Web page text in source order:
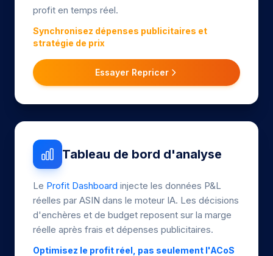
profit en temps réel.
Synchronisez dépenses publicitaires et
stratégie de prix
Essayer Repricer
Tableau de bord d'analyse
Le Profit Dashboard injecte les données P&L
réelles par ASIN dans le moteur IA. Les décisions
d'enchères et de budget reposent sur la marge
réelle après frais et dépenses publicitaires.
Optimisez le profit réel, pas seulement l'ACoS